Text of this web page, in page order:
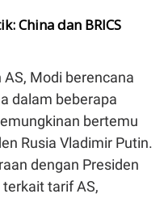
China dan BRICS
Modi berencana
dalam beberapa
bertemu
Rusia Vladimir Putin.
dengan Presiden
terkait tarif AS,